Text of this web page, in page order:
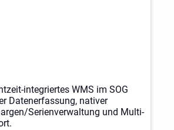
integriertes WMS im SOG
Datenerfassung, nativer
Serienverwaltung und Multi-